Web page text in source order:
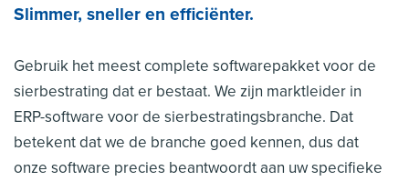
Slimmer, sneller en efficiënter.
Gebruik het meest complete softwarepakket voor de
sierbestrating dat er bestaat. We zijn marktleider in
ERP-software voor de sierbestratingsbranche. Dat
betekent dat we de branche goed kennen, dus dat
onze software precies beantwoordt aan uw specifieke